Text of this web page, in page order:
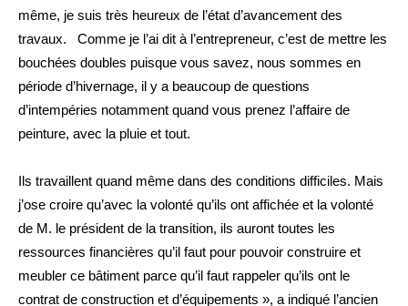
même, je suis très heureux de l’état d’avancement des
travaux. Comme je l’ai dit à l’entrepreneur, c’est de mettre les
bouchées doubles puisque vous savez, nous sommes en
période d’hivernage, il y a beaucoup de questions
d’intempéries notamment quand vous prenez l’affaire de
peinture, avec la pluie et tout.
Ils travaillent quand même dans des conditions difficiles. Mais
j’ose croire qu’avec la volonté qu’ils ont affichée et la volonté
de M. le président de la transition, ils auront toutes les
ressources financières qu’il faut pour pouvoir construire et
meubler ce bâtiment parce qu’il faut rappeler qu’ils ont le
contrat de construction et d’équipements », a indiqué l’ancien